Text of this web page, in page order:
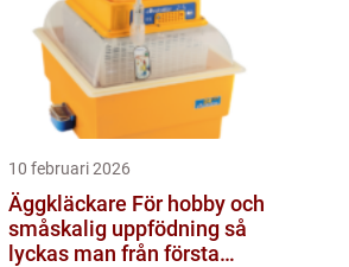
10 februari 2026
Äggkläckare För hobby och
småskalig uppfödning så
lyckas man från första